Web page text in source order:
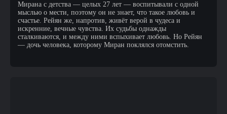
Мирана с детства — целых 27 лет — воспитывали с одной
мыслью о мести, поэтому он не знает, что такое любовь и
счастье. Рейян же, напротив, живёт верой в чудеса и
искренние, вечные чувства. Их судьбы однажды
сталкиваются, и между ними вспыхивает любовь. Но Рейян
— дочь человека, которому Миран поклялся отомстить.